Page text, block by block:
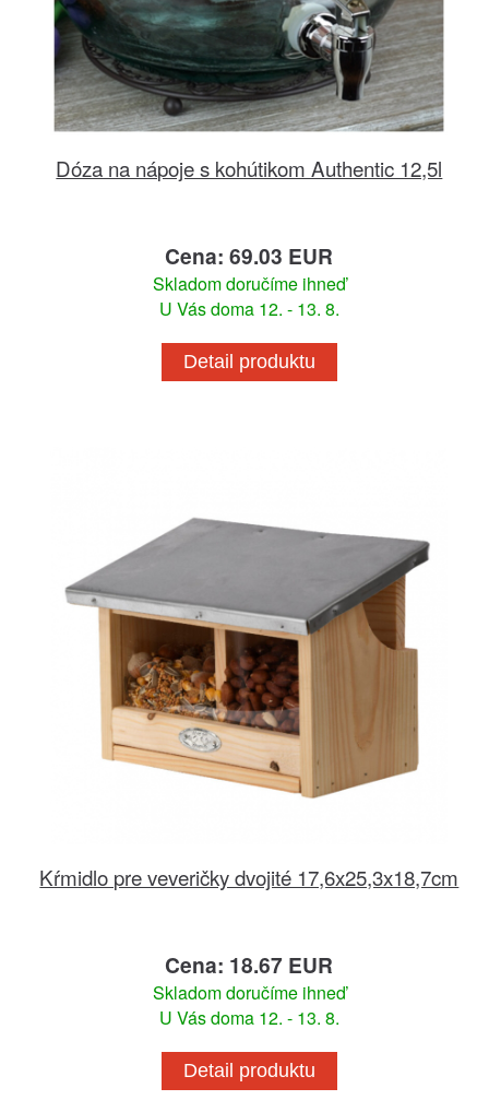
Dóza na nápoje s kohútikom Authentic 12,5l
Cena: 69.03 EUR
Skladom doručíme ihneď
U Vás doma 12. - 13. 8.
Detail produktu
Kŕmidlo pre veveričky dvojité 17,6x25,3x18,7cm
Cena: 18.67 EUR
Skladom doručíme ihneď
U Vás doma 12. - 13. 8.
Detail produktu